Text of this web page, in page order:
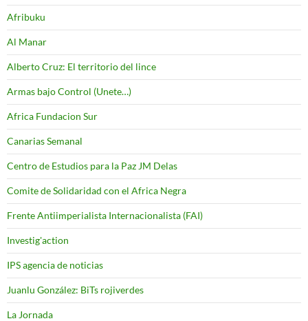
Afribuku
Al Manar
Alberto Cruz: El territorio del lince
Armas bajo Control (Unete…)
Africa Fundacion Sur
Canarias Semanal
Centro de Estudios para la Paz JM Delas
Comite de Solidaridad con el Africa Negra
Frente Antiimperialista Internacionalista (FAI)
Investig'action
IPS agencia de noticias
Juanlu González: BiTs rojiverdes
La Jornada